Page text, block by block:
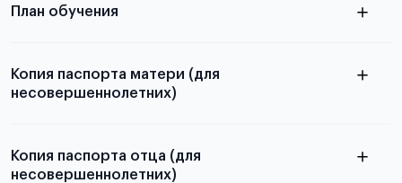
План обучения
Копия паспорта матери (для
несовершеннолетних)
Копия паспорта отца (для
несовершеннолетних)